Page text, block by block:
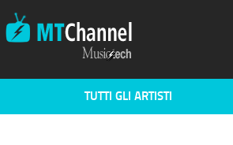
TUTTI GLI ARTISTI